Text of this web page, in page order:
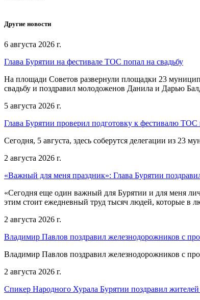
Другие новости
6 августа 2026 г.
Глава Бурятии на фестивале ТОС попал на свадьбу
На площади Советов развернули площадки 23
свадьбу и поздравил молодоженов Данила и Дарью
5 августа 2026 г.
Глава Бурятии проверил подготовку к фестивалю
Сегодня, 5 августа, здесь соберутся делегации из 23
2 августа 2026 г.
«Важный для меня праздник»: Глава Бурятии
«Сегодня еще один важный для Бурятии и для меня
этим стоит ежедневный труд тысяч людей, которые в
2 августа 2026 г.
Владимир Павлов поздравил железнодорожников с
Владимир Павлов поздравил железнодорожников с
2 августа 2026 г.
Спикер Народного Хурала Бурятии поздравил